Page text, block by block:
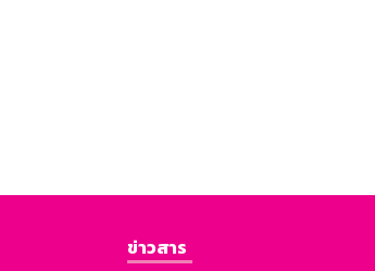
ข่าวสาร